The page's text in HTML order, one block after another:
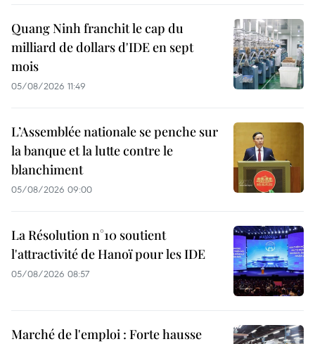
Quang Ninh franchit le cap du
milliard de dollars d'IDE en sept
mois
05/08/2026 11:49
L’Assemblée nationale se penche sur
la banque et la lutte contre le
blanchiment
05/08/2026 09:00
La Résolution n°10 soutient
l'attractivité de Hanoï pour les IDE
05/08/2026 08:57
Marché de l'emploi : Forte hausse